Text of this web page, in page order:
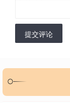
提交评论